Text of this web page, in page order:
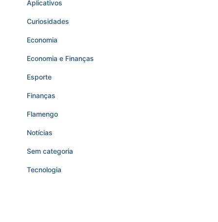
Aplicativos
Curiosidades
Economia
Economia e Finanças
Esporte
Finanças
Flamengo
Notícias
Sem categoria
Tecnologia